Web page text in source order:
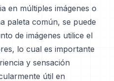
en múltiples imágenes o
paleta común, se puede
de imágenes utilice el
lo cual es importante
y sensación
útil en